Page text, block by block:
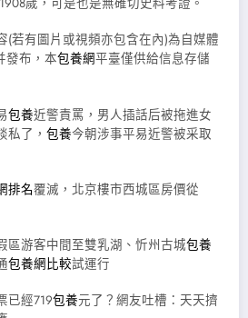
有圖片或視頻亦包含在內)為自媒體
發布，本包養網平臺僅供給信息存儲
包養近警責罵，男人插話后被拖進女
私了， 包養今朝涉事平易近警被采取
排名覆滅，北京樓市西城區房價從
游客中間至雙乳湖、忻州古城包養
包養網比較試運行
經719包養元了？網友吐槽：天天擠